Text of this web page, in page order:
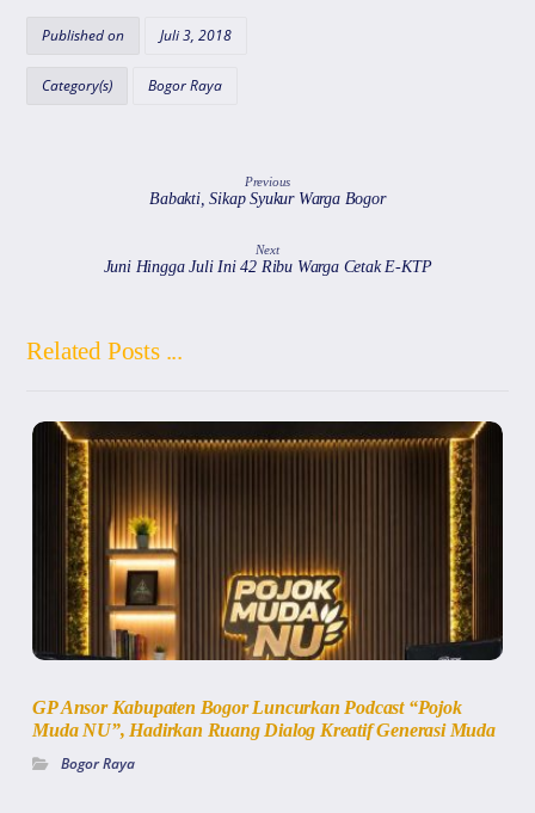
s
A
e gr
a
Published on Juli 3, 2018
Category(s) Bogor Raya
Previous
Babakti, Sikap Syukur Warga Bogor
Next
Juni Hingga Juli Ini 42 Ribu Warga Cetak E-KTP
Related Posts ...
GP Ansor Kabupaten Bogor Luncurkan Podcast “Pojok
Muda NU”, Hadirkan Ruang Dialog Kreatif Generasi Muda
Bogor Raya